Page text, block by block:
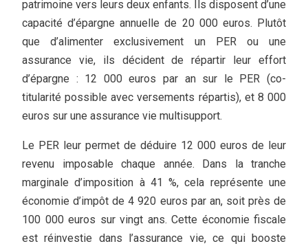
patrimoine vers leurs deux enfants. Ils disposent d’une
capacité d’épargne annuelle de 20 000 euros. Plutôt
que d’alimenter exclusivement un PER ou une
assurance vie, ils décident de répartir leur effort
d’épargne : 12 000 euros par an sur le PER (co-
titularité possible avec versements répartis), et 8 000
euros sur une assurance vie multisupport.
Le PER leur permet de déduire 12 000 euros de leur
revenu imposable chaque année. Dans la tranche
marginale d’imposition à 41 %, cela représente une
économie d’impôt de 4 920 euros par an, soit près de
100 000 euros sur vingt ans. Cette économie fiscale
est réinvestie dans l’assurance vie, ce qui booste